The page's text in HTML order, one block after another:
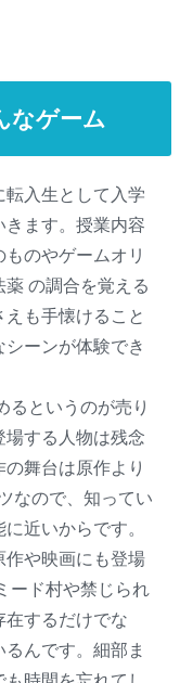
なゲーム
入生として入学
きます。授業内容
のやゲームオリ
の調合を覚える
も手懐けること
ーンが体験でき
るというのが売り
する人物は残念
舞台は原作より
なので、知ってい
近いからです。
作や映画にも登場
ード村や禁じられ
在するだけでな
んです。細部ま